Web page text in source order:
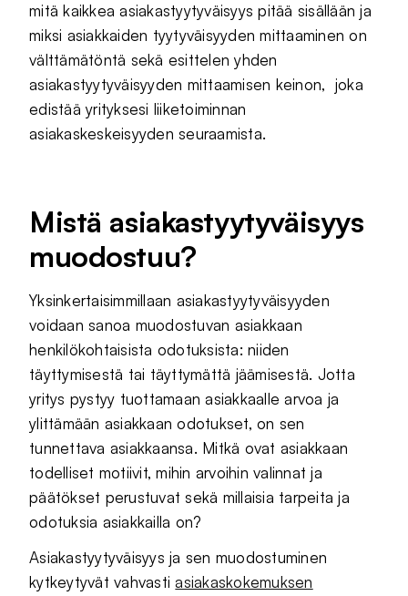
mitä kaikkea asiakastyytyväisyys pitää sisällään ja
miksi asiakkaiden tyytyväisyyden mittaaminen on
välttämätöntä sekä esittelen yhden
asiakastyytyväisyyden mittaamisen keinon, joka
edistää yrityksesi liiketoiminnan
asiakaskeskeisyyden seuraamista.
Mistä asiakastyytyväisyys
muodostuu?
Yksinkertaisimmillaan asiakastyytyväisyyden
voidaan sanoa muodostuvan asiakkaan
henkilökohtaisista odotuksista: niiden
täyttymisestä tai täyttymättä jäämisestä. Jotta
yritys pystyy tuottamaan asiakkaalle arvoa ja
ylittämään asiakkaan odotukset, on sen
tunnettava asiakkaansa. Mitkä ovat asiakkaan
todelliset motiivit, mihin arvoihin valinnat ja
päätökset perustuvat sekä millaisia tarpeita ja
odotuksia asiakkailla on?
Asiakastyytyväisyys ja sen muodostuminen
kytkeytyvät vahvastiasiakaskokemuksen